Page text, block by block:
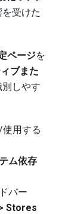
受けた
ページを
ブまた
別しやす
用する
ム依存
バー
Stores